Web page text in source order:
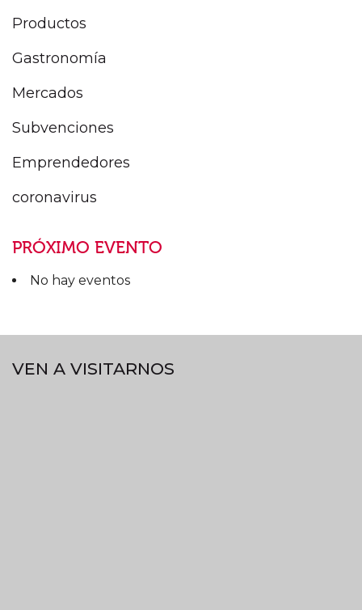
Productos
Gastronomía
Mercados
Subvenciones
Emprendedores
coronavirus
PRÓXIMO EVENTO
No hay eventos
VEN A VISITARNOS